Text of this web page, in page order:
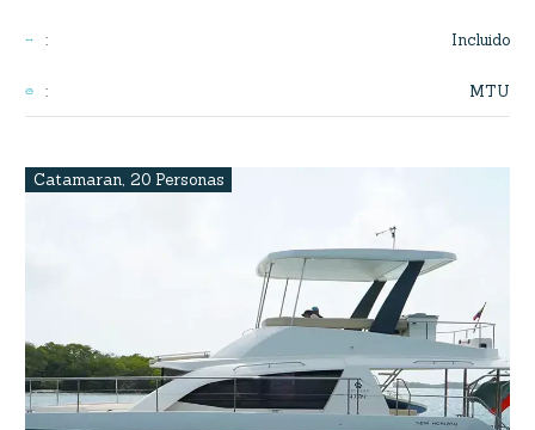
: Incluido
: MTU
Catamaran, 20 Personas